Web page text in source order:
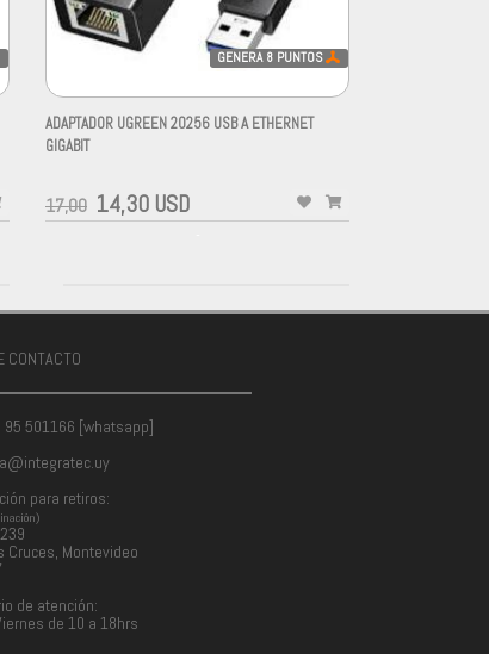
GENERA 8 PUNTOS
ADAPTADOR UGREEN 20256 USB A ETHERNET
GIGABIT
17,00 14,30 USD
CONTACTO
95 501166 [whatsapp]
para retiros:
Cruces, Montevideo
de atención:
de 10 a 18hrs